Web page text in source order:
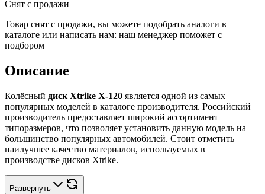
Снят с продажи
Товар снят с продажи, вы можете подобрать аналоги в
каталоге или написать нам: наш менеджер поможет с
подбором
Описание
Колёсный диск Xtrike X-120 является одной из самых
популярных моделей в каталоге производителя. Российский
производитель предоставляет широкий ассортимент
типоразмеров, что позволяет установить данную модель на
большинство популярных автомобилей. Стоит отметить
наилучшее качество материалов, используемых в
производстве дисков Xtrike.
Развернуть